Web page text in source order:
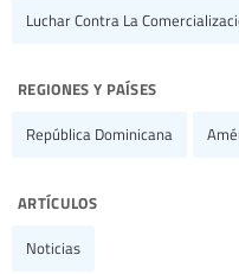
Luchar Contra La
regiones y países
República Dominicana
artículos
Noticias